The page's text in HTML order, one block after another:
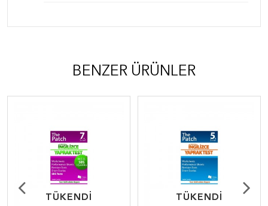
BENZER ÜRÜNLER
TÜKENDİ
TÜKENDİ TÜKENDİ
TÜKENDİ